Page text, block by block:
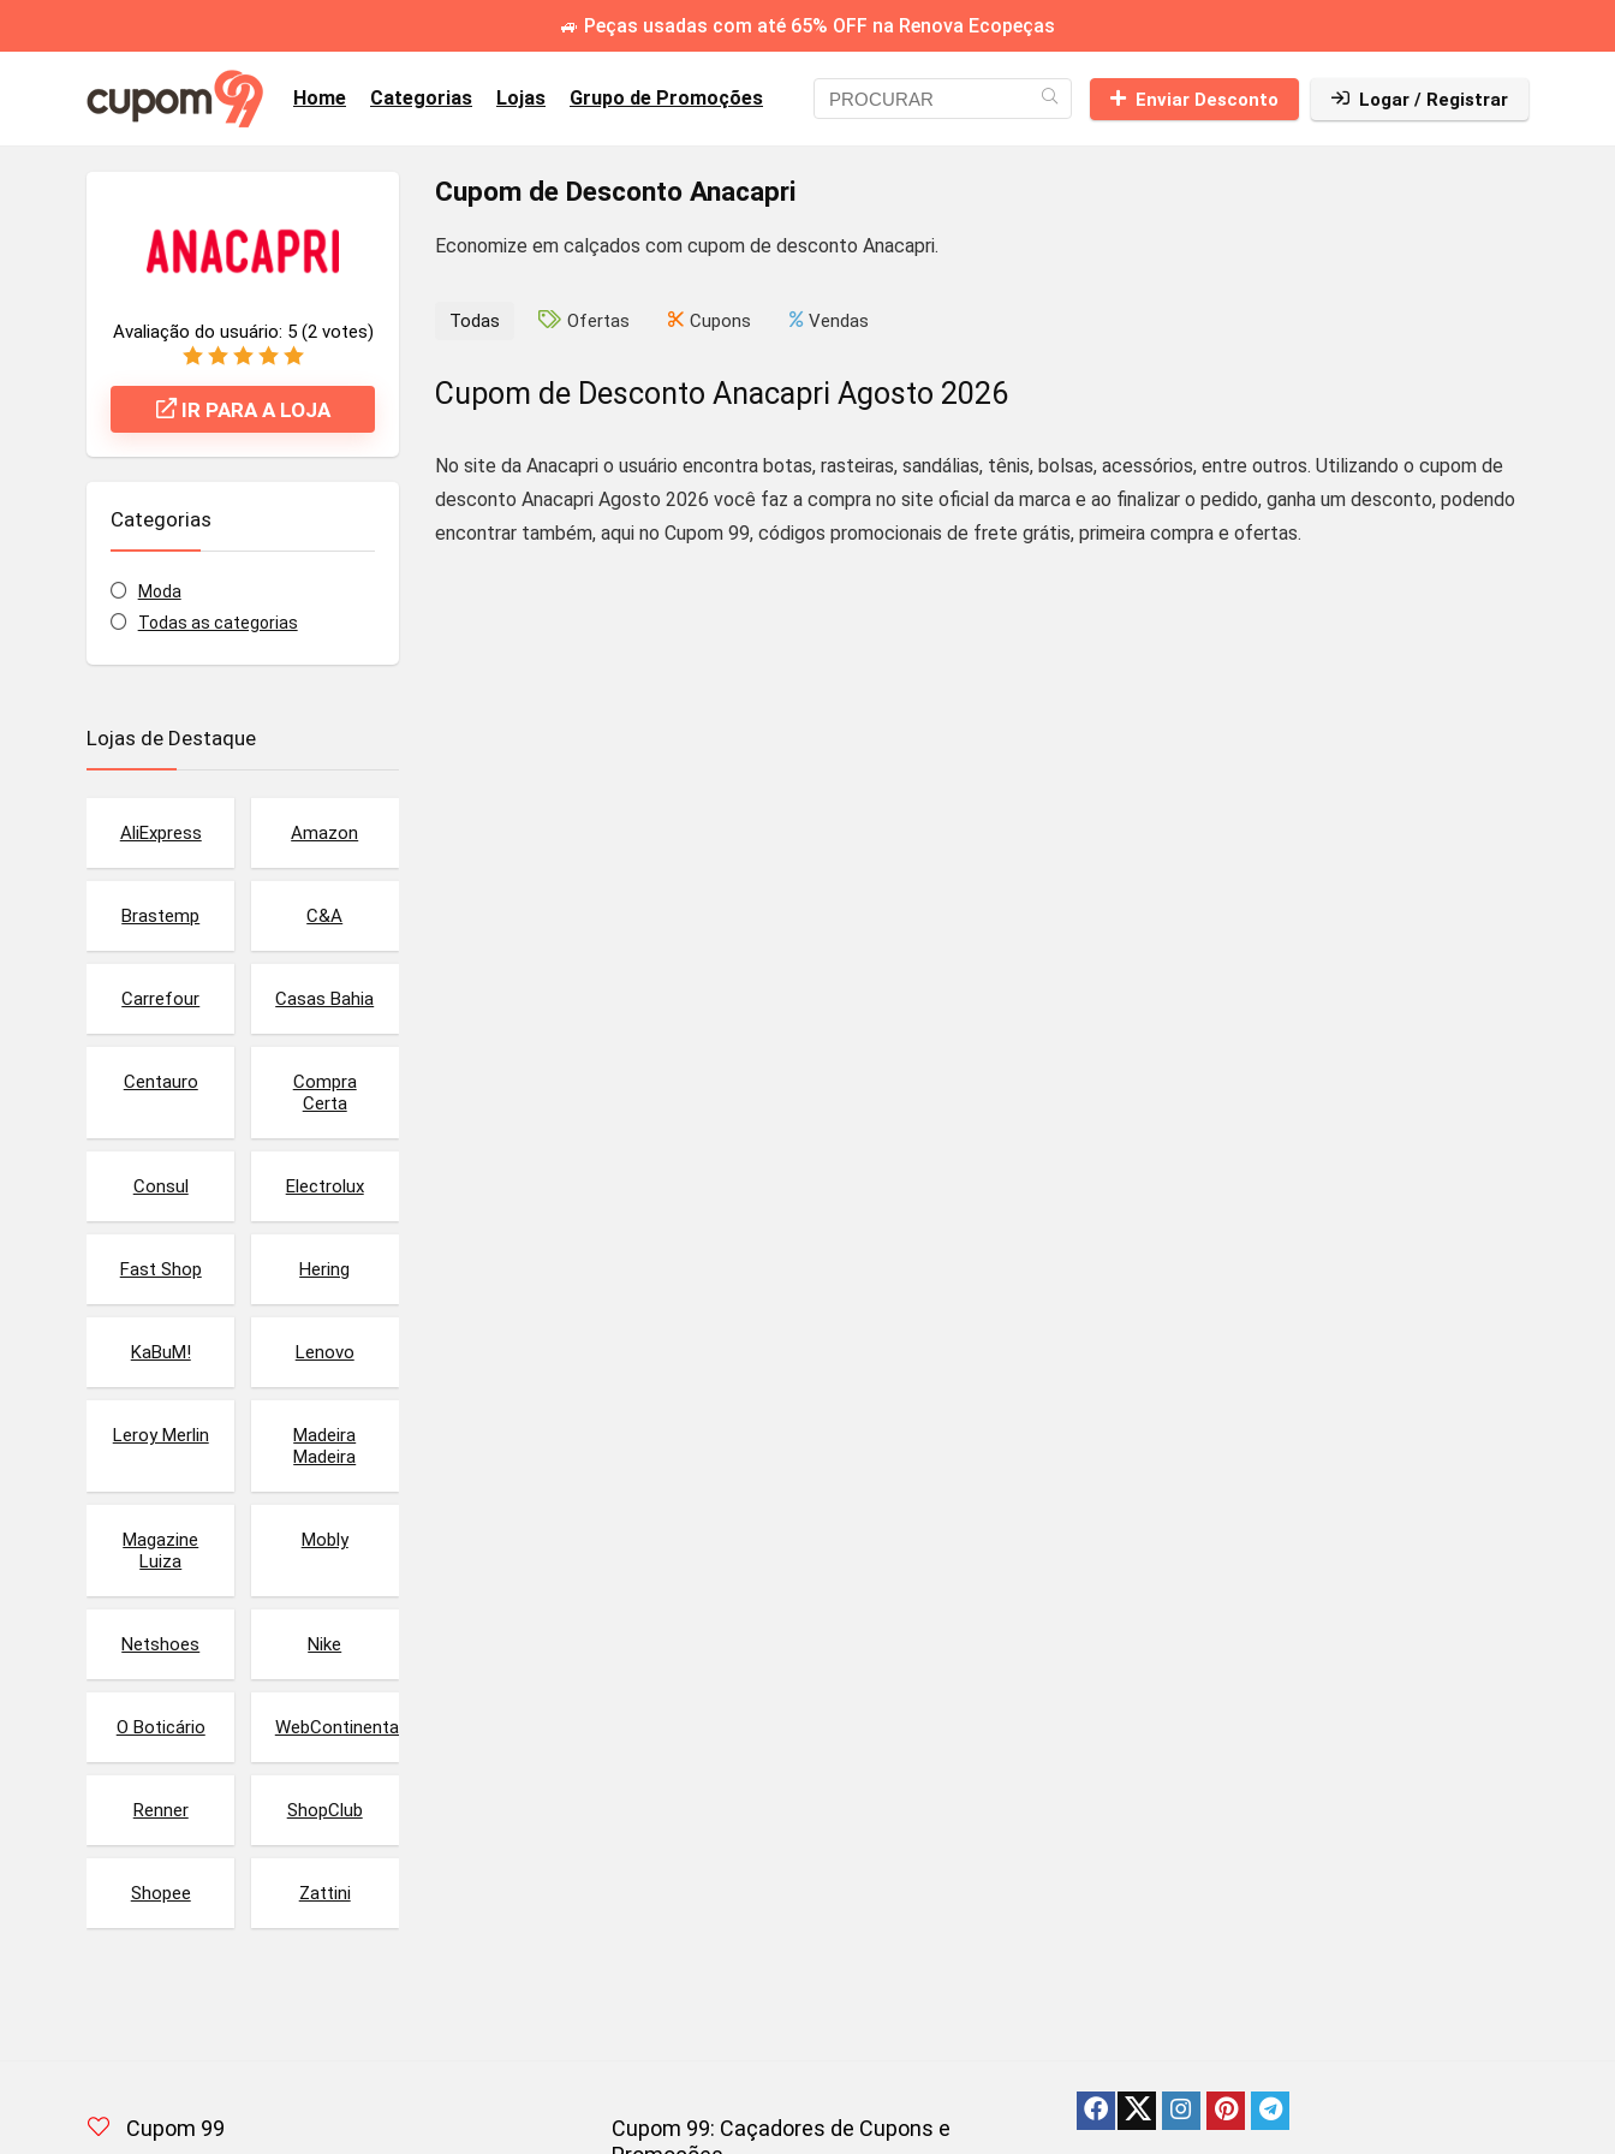
🚙 Peças usadas com até 65% OFF na Renova Ecopeças
Home Categorias Lojas Grupo de Promoções Enviar Desconto Logar / Registrar
Cupom de Desconto Anacapri
Economize em calçados com cupom de desconto Anacapri.
Avaliação do usuário: 5 (2votes)
IR PARA A LOJA
Categorias
Moda
Todas as categorias
Todas Ofertas Cupons Vendas
Cupom de Desconto Anacapri Agosto 2026
No site da Anacapri o usuário encontra botas, rasteiras, sandálias, tênis, bolsas, acessórios, entre outros. Utilizando o cupom de
desconto Anacapri Agosto 2026 você faz a compra no site oficial da marca e ao finalizar o pedido, ganha um desconto, podendo
encontrar também, aqui no Cupom 99, códigos promocionais de frete grátis, primeira compra e ofertas.
Lojas de Destaque
AliExpress Amazon
Brastemp C&A
Carrefour Casas Bahia
Centauro
Compra
Certa
Consul Electrolux
Fast Shop Hering
KaBuM! Lenovo
Leroy Merlin
Madeira
Madeira
Magazine
Luiza
Mobly
Netshoes Nike
O Boticário WebContinental
Renner ShopClub
Shopee Zattini
Cupom 99
Cupom 99: Caçadores de Cupons e